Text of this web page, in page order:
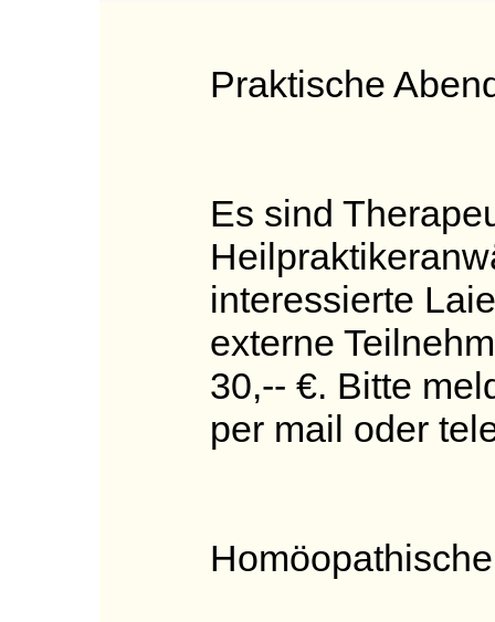
Praktische
Es sind
interessierte
externe
30,-- €. Bitte
per mail oder